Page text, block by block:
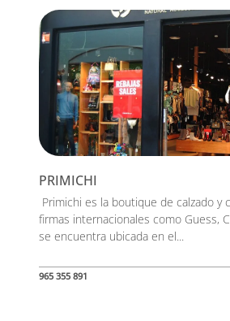
PRIMICHI
Primichi es la boutique de calzado y
firmas internacionales como Guess,
se encuentra ubicada en el...
965 355 891